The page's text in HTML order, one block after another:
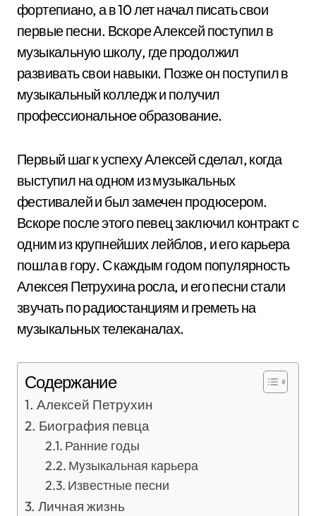
фортепиано, а в 10 лет начал писать свои
первые песни. Вскоре Алексей поступил в
музыкальную школу, где продолжил
развивать свои навыки. Позже он поступил в
музыкальный колледж и получил
профессиональное образование.
Первый шаг к успеху Алексей сделал, когда
выступил на одном из музыкальных
фестивалей и был замечен продюсером.
Вскоре после этого певец заключил контракт с
одним из крупнейших лейблов, и его карьера
пошла в гору. С каждым годом популярность
Алексея Петрухина росла, и его песни стали
звучать по радиостанциям и греметь на
музыкальных телеканалах.
Содержание
Алексей Петрухин
Биография певца
Ранние годы
Музыкальная карьера
Известные песни
Личная жизнь